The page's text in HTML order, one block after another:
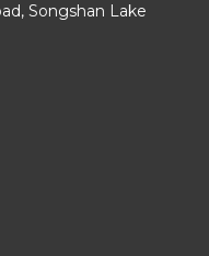
Songshan Lake